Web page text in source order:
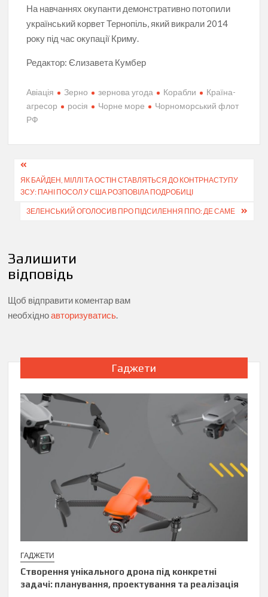
На навчаннях окупанти демонстративно потопили
український корвет Тернопіль, який викрали 2014
року під час окупації Криму.
Редактор:Єлизавета Кумбер
Авіація Зерно зернова угода Корабли
Країна-
агресор
росія Чорне море
Чорноморський флот
РФ
Навігація
записів
ЯК БАЙДЕН, МІЛЛІ ТА ОСТІН СТАВЛЯТЬСЯ ДО КОНТРНАСТУПУ
ЗСУ: ПАНІ ПОСОЛ У США РОЗПОВІЛА ПОДРОБИЦІ
ЗЕЛЕНСЬКИЙ ОГОЛОСИВ ПРО ПІДСИЛЕННЯ ППО: ДЕ САМЕ
Залишити
відповідь
Щоб відправити коментар вам
необхідноавторизуватись
Гаджети
ГАДЖЕТИ
Створення унікального дрона під конкретні
задачі: планування, проектування та реалізація